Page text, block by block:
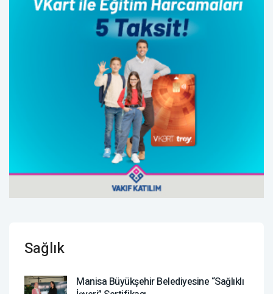
Sağlık
Manisa Büyükşehir Belediyesine “Sağlıklı